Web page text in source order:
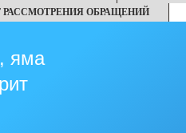
РАССМОТРЕНИЯ ОБРАЩЕНИЙ
яма